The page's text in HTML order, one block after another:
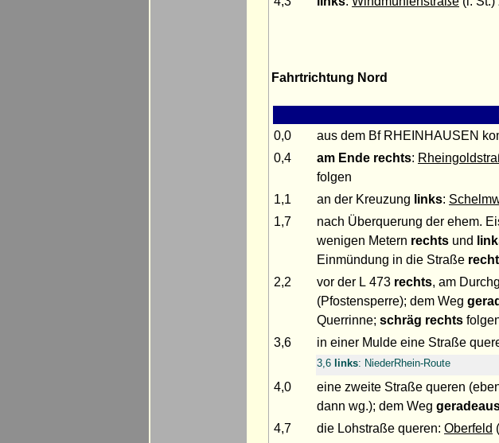
Fahrtrichtung Nord
0,0
aus dem Bf RHEINHAUSEN
0,4
am Ende rechts:
folgen
1,1
an der Kreuzung links:
1,7
nach Überquerung der ehem.
wenigen Metern rechts und
Einmündung in die Straße
2,2
vor der L 473 rechts, am
(Pfostensperre); dem Weg
Querrinne; schräg rechts
3,6
in einer Mulde eine Straße
3,6 links: NiederRhein-Route
4,0
eine zweite Straße queren
dann wg.); dem Weg
4,7
die Lohstraße queren: Oberfeld